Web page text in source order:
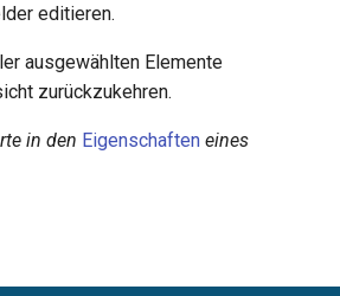
editieren.
ausgewählten Elemente
zurückzukehren.
in den Eigenschaften eines